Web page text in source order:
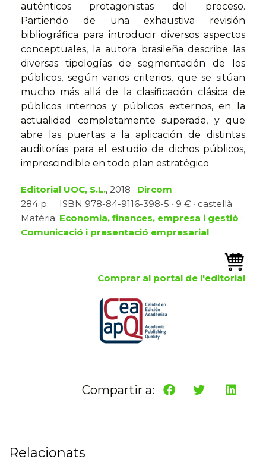
auténticos protagonistas del proceso.
Partiendo de una exhaustiva revisión
bibliográfica para introducir diversos aspectos
conceptuales, la autora brasileña describe las
diversas tipologías de segmentación de los
públicos, según varios criterios, que se sitúan
mucho más allá de la clasificación clásica de
públicos internos y públicos externos, en la
actualidad completamente superada, y que
abre las puertas a la aplicación de distintas
auditorías para el estudio de dichos públicos,
imprescindible en todo plan estratégico.
Editorial UOC, S.L., 2018 · Dircom
284 p. · · ISBN 978-84-9116-398-5 · 9 € · castellà
Matèria: Economia, finances, empresa i gestió :
Comunicació i presentació empresarial
Comprar al portal de l'editorial
Compartir a:
Relacionats